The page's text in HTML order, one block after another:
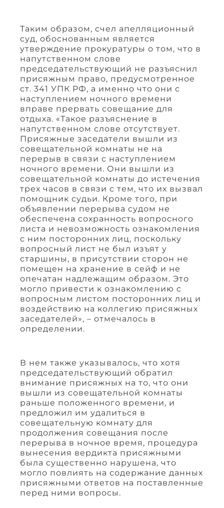
Таким образом, счел апелляционный
суд, обоснованным является
утверждение прокуратуры о том, что в
напутственном слове
председательствующий не разъяснил
присяжным право, предусмотренное
ст. 341 УПК РФ, а именно что они с
наступлением ночного времени
вправе прервать совещание для
отдыха. «Такое разъяснение в
напутственном слове отсутствует.
Присяжные заседатели вышли из
совещательной комнаты не на
перерыв в связи с наступлением
ночного времени. Они вышли из
совещательной комнаты до истечения
трех часов в связи с тем, что их вызвал
помощник судьи. Кроме того, при
объявлении перерыва судом не
обеспечена сохранность вопросного
листа и невозможность ознакомления
с ним посторонних лиц, поскольку
вопросный лист не был изъят у
старшины, в присутствии сторон не
помещен на хранение в сейф и не
опечатан надлежащим образом. Это
могло привести к ознакомлению с
вопросным листом посторонних лиц и
воздействию на коллегию присяжных
заседателей», – отмечалось в
определении.
В нем также указывалось, что хотя
председательствующий обратил
внимание присяжных на то, что они
вышли из совещательной комнаты
раньше положенного времени, и
предложил им удалиться в
совещательную комнату для
продолжения совещания после
перерыва в ночное время, процедура
вынесения вердикта присяжными
была существенно нарушена, что
могло повлиять на содержание данных
присяжными ответов на поставленные
перед ними вопросы.